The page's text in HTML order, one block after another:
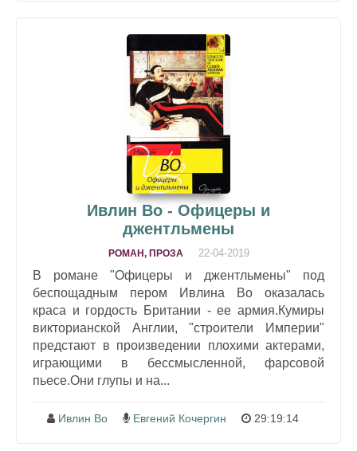
Ивлин Во - Офицеры и
джентльмены
РОМАН, ПРОЗА 22-04-2019
В романе "Офицеры и джентльмены" под
беспощадным пером Ивлина Во оказалась
краса и гордость Британии - ее армия.Кумиры
викторианской Англии, "строители Империи"
предстают в произведении плохими актерами,
играющими в бессмысленной, фарсовой
пьесе.Они глупы и на...
Ивлин Во Евгений Кочергин 29:19:14